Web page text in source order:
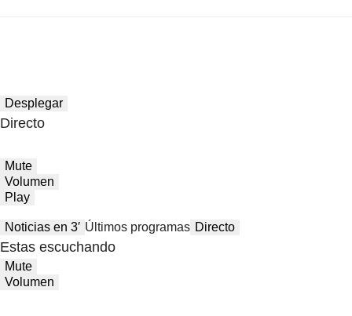
Desplegar
Directo
Mute
Volumen
Play
Noticias en 3′ Últimos programas Directo
Estas escuchando
Mute
Volumen